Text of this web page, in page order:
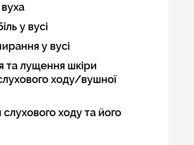
у вусі
у вусі
та лущення шкіри
ходу/вушної
ходу та його